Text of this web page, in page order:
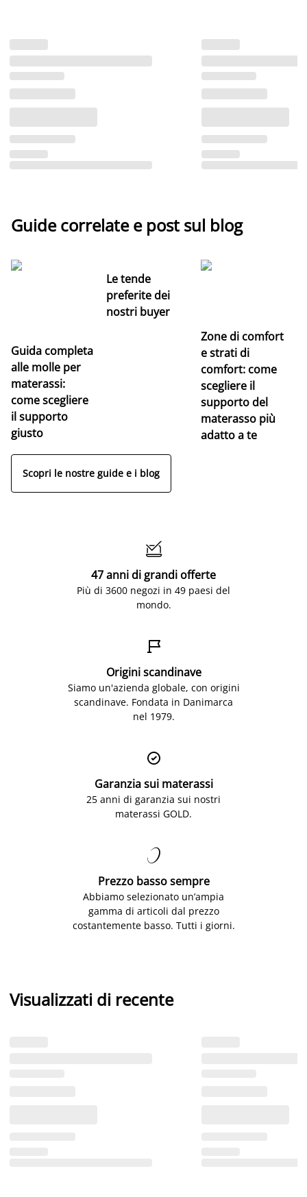
Guide correlate e post sul blog
Guida completa
alle molle per
materassi:
come scegliere
il supporto
giusto
Le tende
preferite dei
nostri buyer
Zone di comfort
e strati di
comfort: come
scegliere il
supporto del
materasso più
adatto a te
Scopri le nostre guide e i blog

47 anni di grandi offerte
Più di 3600 negozi in 49 paesi del
mondo.

Origini scandinave
Siamo un'azienda globale, con origini
scandinave. Fondata in Danimarca
nel 1979.

Garanzia sui materassi
25 anni di garanzia sui nostri
materassi GOLD.

Prezzo basso sempre
Abbiamo selezionato un’ampia
gamma di articoli dal prezzo
costantemente basso. Tutti i giorni.
Visualizzati di recente